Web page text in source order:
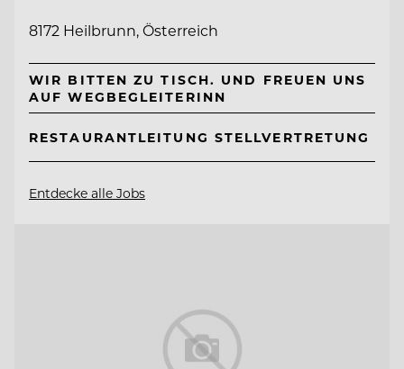
8172 Heilbrunn, Österreich
WIR BITTEN ZU TISCH. UND FREUEN UNS
AUF WEGBEGLEITERINN
RESTAURANTLEITUNG STELLVERTRETUNG
Entdecke alle Jobs